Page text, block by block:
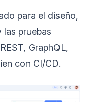
para el diseño,
pruebas
GraphQL,
con CI/CD.